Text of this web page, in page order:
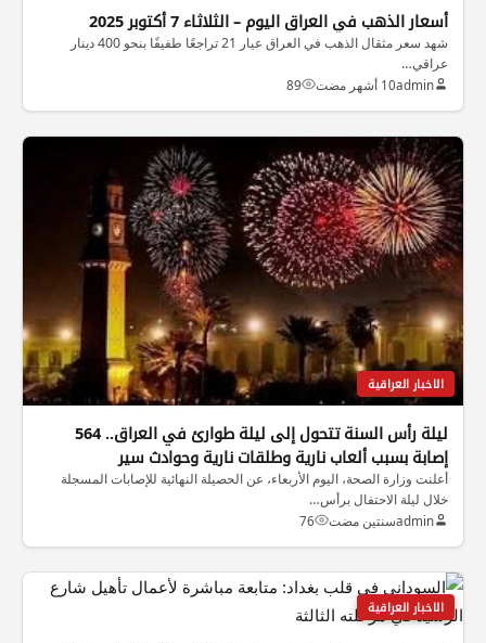
أسعار الذهب في العراق اليوم – الثلاثاء 7 أكتوبر 2025
شهد سعر مثقال الذهب في العراق عيار 21 تراجعًا طفيفًا بنحو 400 دينار
عراقي…
admin10 أشهر مضت 89
الاخبار العراقية
ليلة رأس السنة تتحول إلى ليلة طوارئ في العراق.. 564
إصابة بسبب ألعاب نارية وطلقات نارية وحوادث سير
أعلنت وزارة الصحة، اليوم الأربعاء، عن الحصيلة النهائية للإصابات المسجلة
خلال ليلة الاحتفال برأس…
adminسنتين مضت 76
الاخبار العراقية